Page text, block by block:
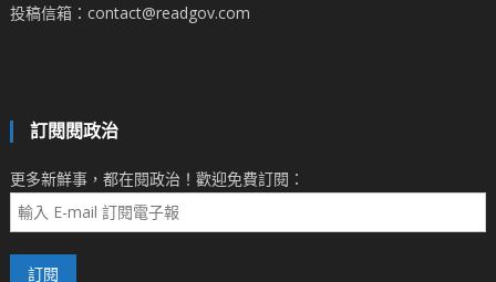
投稿信箱：contact@readgov.com
訂閱閱政治
更多新鮮事，都在閱政治！歡迎免費訂閱：